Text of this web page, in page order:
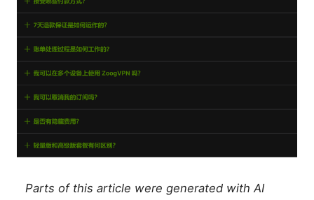
Parts of this article were generated with AI